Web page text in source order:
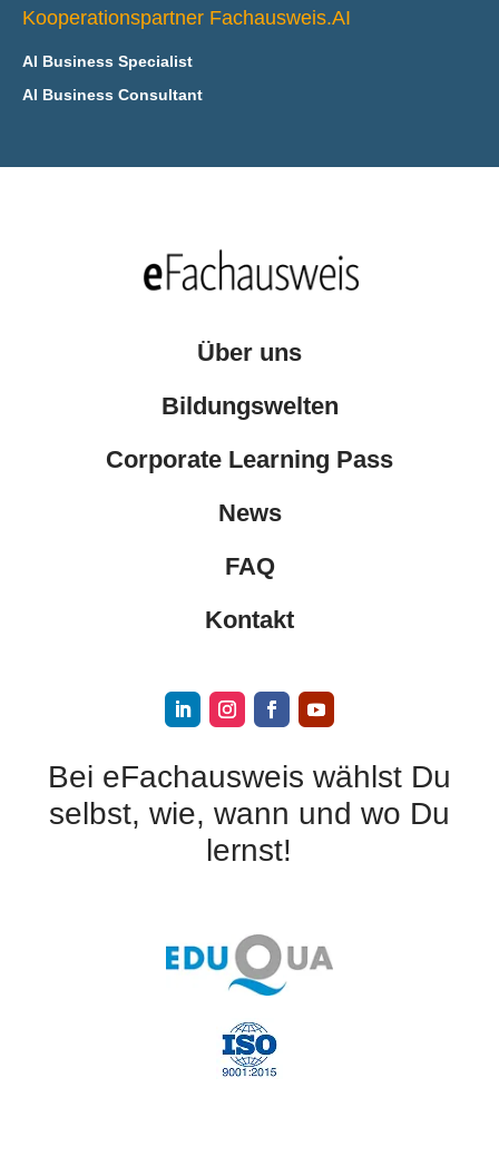
Kooperationspartner Fachausweis.AI
AI Business Specialist
AI Business Consultant
Über uns
Bildungswelten
Corporate Learning Pass
News
FAQ
Kontakt
Bei eFachausweis wählst Du
selbst, wie, wann und wo Du
lernst!